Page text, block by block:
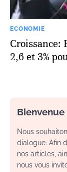
ECONOMIE
Croissance:
2,6 et 3%
Nous
dialogue. Afin
nos articles,
nous vous